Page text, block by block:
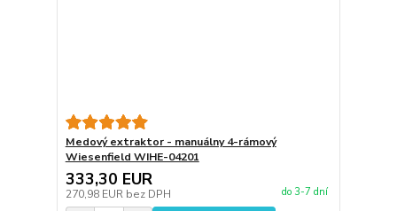
Medový extraktor - manuálny 4-rámový
Wiesenfield WIHE-04201
333,30 EUR
270,98 EUR bez DPH do 3-7 dní